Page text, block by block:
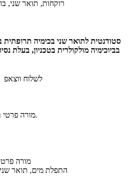
רוקחות, תואר שני,
סטודנטית לתואר שני בכימיה
בביוכימיה מולקולרית בטכניון, בעלת
לשלוח ווצאפ
מורה
התפלת מים, תואר שני,